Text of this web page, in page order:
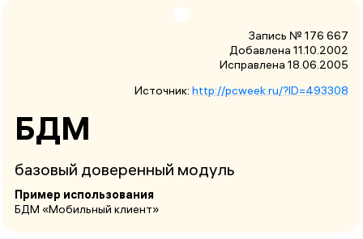
Запись № 176 667
Добавлена 11.10.2002
Исправлена 18.06.2005
Источник: http://pcweek.ru/?ID=493308
БДМ
базовый доверенный модуль
Пример использования
БДМ «Мобильный клиент»